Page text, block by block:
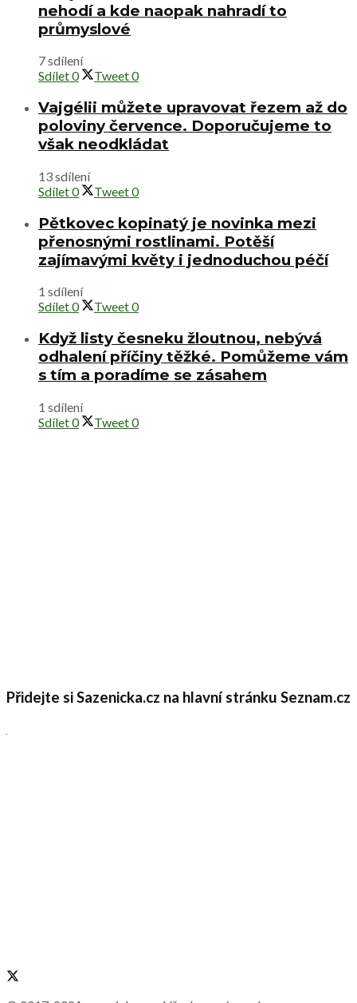
nehodí a kde naopak nahradí to
průmyslové
7 sdílení
Sdílet0 Tweet0
Vajgélii můžete upravovat řezem až do
poloviny července. Doporučujeme to
však neodkládat
13 sdílení
Sdílet0 Tweet0
Pětkovec kopinatý je novinka mezi
přenosnými rostlinami. Potěší
zajímavými květy i jednoduchou péčí
1 sdílení
Sdílet0 Tweet0
Když listy česneku žloutnou, nebývá
odhalení příčiny těžké. Pomůžeme vám
s tím a poradíme se zásahem
1 sdílení
Sdílet0 Tweet0
Přidejte si Sazenicka.cz na hlavní stránku Seznam.cz